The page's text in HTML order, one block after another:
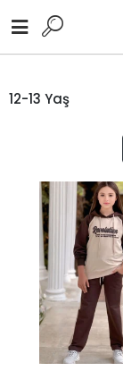
12-13 Yaş